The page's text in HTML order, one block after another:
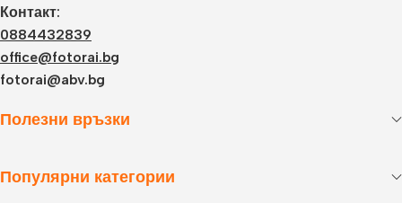
Контакт:
0884432839
office@fotorai.bg
fotorai@abv.bg
Полезни връзки
Популярни категории